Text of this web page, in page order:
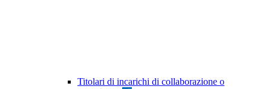
Titolari di incarichi di collaborazione o